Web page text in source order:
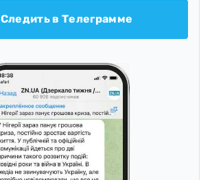
Следить в Телеграмме